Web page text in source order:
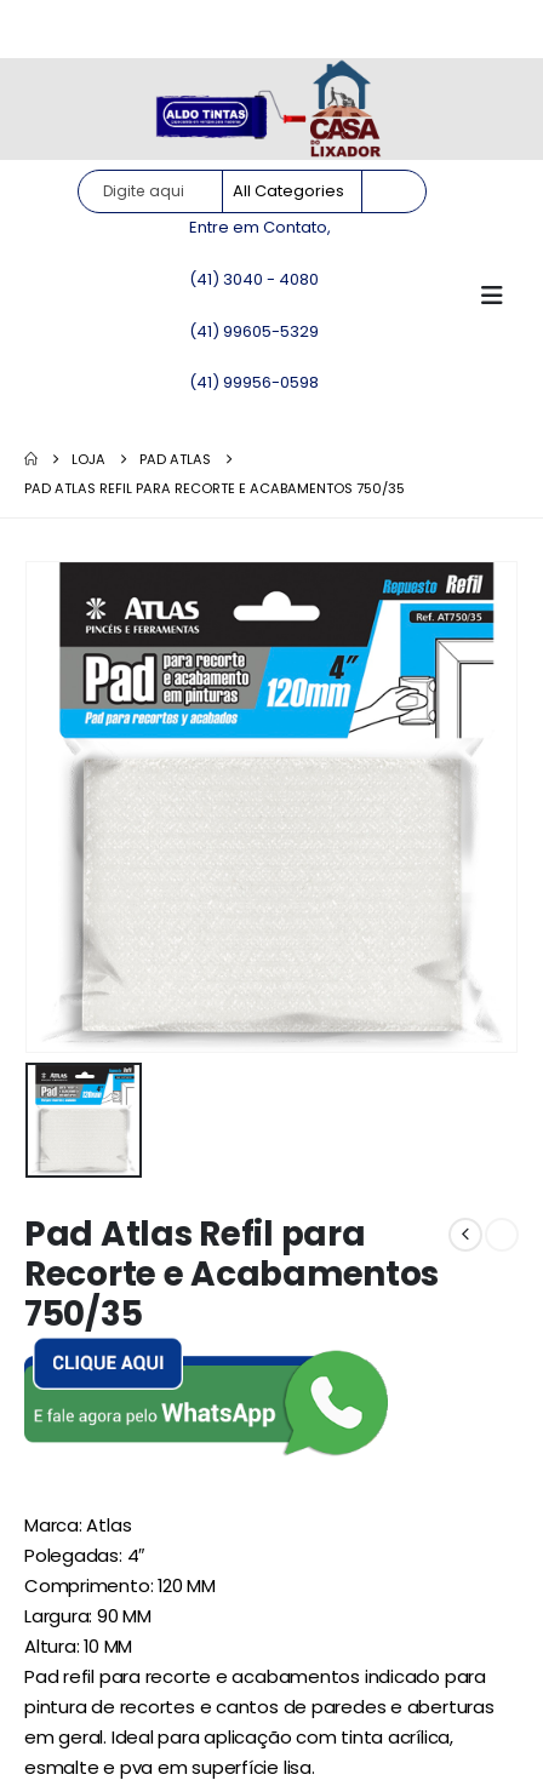
Entre em Contato,
(41) 3040 - 4080
(41) 99605-5329
(41) 99956-0598
LOJA
PAD ATLAS
PAD ATLAS REFIL PARA RECORTE E ACABAMENTOS 750/35
Pad Atlas Refil para
Recorte e Acabamentos
750/35
Marca: Atlas
Polegadas: 4″
Comprimento: 120 MM
Largura: 90 MM
Altura: 10 MM
Pad refil para recorte e acabamentos indicado para
pintura de recortes e cantos de paredes e aberturas
em geral. Ideal para aplicação com tinta acrílica,
esmalte e pva em superfície lisa.